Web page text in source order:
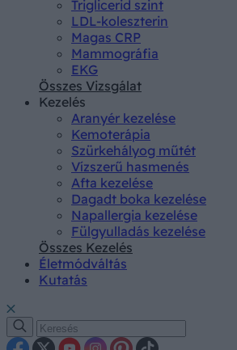
Triglicerid szint
LDL-koleszterin
Magas CRP
Mammográfia
EKG
Összes Vizsgálat
Kezelés
Aranyér kezelése
Kemoterápia
Szürkehályog műtét
Vízszerű hasmenés
Afta kezelése
Dagadt boka kezelése
Napallergia kezelése
Fülgyulladás kezelése
Összes Kezelés
Életmódváltás
Kutatás